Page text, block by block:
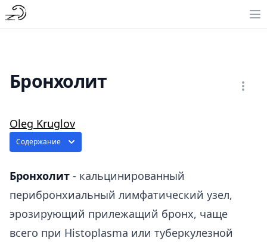
Бронхолит
Oleg Kruglov
Содержание
Бронхолит - кальцинированный
перибронхиальный лимфатический узел,
эрозирующий прилежащий бронх, чаще
всего при Histoplasma или туберкулезной